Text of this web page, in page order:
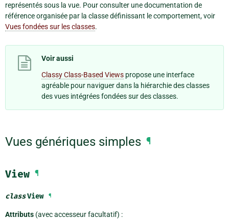
représentés sous la vue. Pour consulter une documentation de
référence organisée par la classe définissant le comportement, voir
Vues fondées sur les classes.
Voir aussi
Classy Class-Based Views propose une interface
agréable pour naviguer dans la hiérarchie des classes
des vues intégrées fondées sur des classes.
Vues génériques simples ¶
View ¶
classView ¶
Attributs (avec accesseur facultatif) :